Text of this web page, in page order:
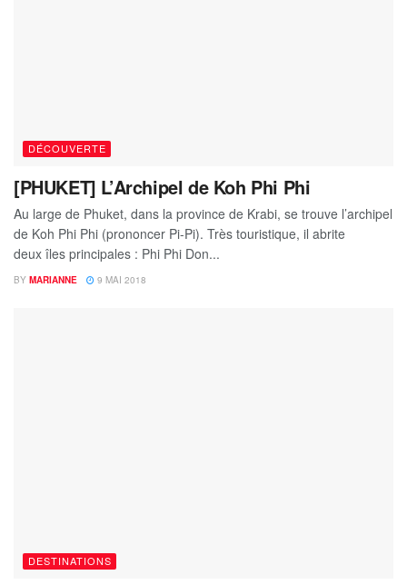
DÉCOUVERTE
[PHUKET] L’Archipel de Koh Phi Phi
Au large de Phuket, dans la province de Krabi, se trouve l’archipel
de Koh Phi Phi (prononcer Pi-Pi). Très touristique, il abrite
deux îles principales : Phi Phi Don...
BY MARIANNE 9 MAI 2018
DESTINATIONS